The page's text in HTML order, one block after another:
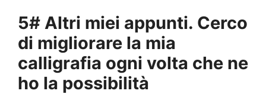
5# Altri miei appunti. Cerco
di migliorare la mia
calligrafia ogni volta che ne
ho la possibilità